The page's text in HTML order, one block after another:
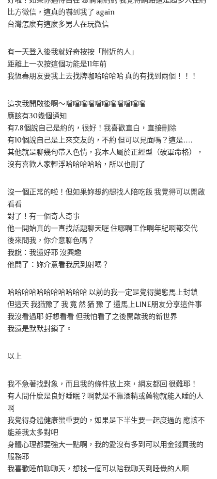
比方微信，這真的嚇到我了 again
台灣怎麼有這麼多男人在玩微信
有一天登入後我就好奇按按「附近的人」
距離上一次按這個功能是11年前
我恆春朋友要我上去找牌咖哈哈哈哈 真的有找到兩個！！！
這次我開啟後啊～噹噹噹噹噹噹噹噹噹噹噹
應該有30幾個通知
有7.8個說自己是約的，很好！我喜歡直白，直接刪除
有10個說自己是上來交友的，不約 但可以見面嗎？這是….
其他就是聊幾句帶入色情，我本人屬於正經型（破軍命格），
沒有喜歡人家輕浮哈哈哈哈哈，所以也刪了
沒一個正常的啦！但如果妳想約想找人陪吃飯 我覺得可以開啟
看看
對了！有一個奇人奇事
他一開始真的一直找話題聊天喔 住哪啊工作啊年紀啊都交代
後來問我，你介意聊色嗎？
我說：我還好耶 沒興趣
他問了：妳介意看我尻到射嗎？
哈哈哈哈哈哈哈哈哈哈哈 以前的我一定是覺得變態馬上封鎖
但這天 我猶豫了 我 竟 然 猶 豫 了 還馬上LINE朋友分享這件事
我沒看過耶 好想看看 但我怕看了之後開啟我的新世界
我還是默默封鎖了。
以上
我不急著找對象，而且我的條件放上來，網友都回 很難耶！
有人問什麼是良好睡眠？啊就是不靠酒精或藥物就能入睡的人
啊
我覺得身體健康蠻重要的，如果是下半生要一起度過的 應該不
能差我太多對吧
身體心理都要強大一點啊，我的愛沒有多到可以用金錢買我的
服務耶
我喜歡睡前聊聊天，想找一個可以陪我聊天到睡覺的人啊